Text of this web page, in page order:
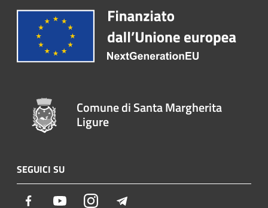
Comune di Santa Margherita
Ligure
SEGUICI SU
Facebook YoutubeInstagram